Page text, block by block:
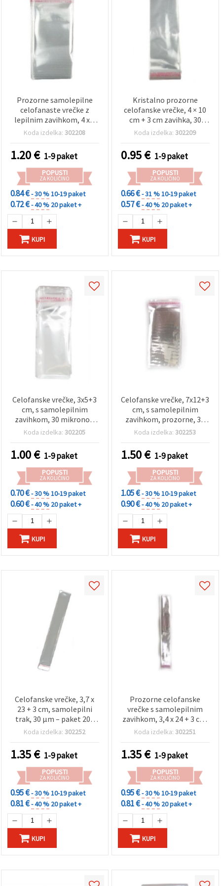
Prozorne samolepilne
celofanaste vrečke z
lepilnim zavihkom, 4 x 6
cm + 3 cm, 30 mikronov,
pakiranje nakita, voščilnic
in majhnih daril
Koda izdelka:302208
1.20€ 1-9 paket
POPUSTI
ZA KOLIČINO
0.84 €- 30 %10-19 paket
0.72 €- 40 % 20 paket +
KUPI
Kristalno prozorne
celofanske vrečke, 4 × 10
cm + 3 cm zavihka, 30
mikronov, 200 kosov, z
samolepilnim zavihkom
Koda izdelka:302209
0.95€ 1-9 paket
POPUSTI
ZA KOLIČINO
0.66 €- 31 %10-19 paket
0.57 €- 40 % 20 paket +
KUPI
Celofanske vrečke, 3x5+3
cm, s samolepilnim
zavihkom, 30 mikronov,
prozorne – paket 200
Koda izdelka:302205
1.00€ 1-9 paket
POPUSTI
ZA KOLIČINO
0.70 €- 30 %10-19 paket
0.60 €- 40 % 20 paket +
KUPI
Celofanske vrečke, 7x12+3
cm, s samolepilnim
zavihkom, prozorne, 30
µm – paket 200 kosov
Koda izdelka:302253
1.50€ 1-9 paket
POPUSTI
ZA KOLIČINO
1.05 €- 30 %10-19 paket
0.90 €- 40 % 20 paket +
KUPI
Celofanske vrečke, 3,7 x
23 + 3 cm, samolepilni
trak, 30 µm – paket 200
kosov
Koda izdelka:302252
1.35€ 1-9 paket
POPUSTI
ZA KOLIČINO
0.95 €- 30 %10-19 paket
0.81 €- 40 % 20 paket +
KUPI
Prozorne celofanske
vrečke s samolepilnim
zavihkom, 3,4 x 24 + 3 cm,
30 mikronov, 200 kosov –
martenice, voščilnice,
kozmetične pripomočke
in ustvarjalne projekte
Koda izdelka:302251
1.35€ 1-9 paket
POPUSTI
ZA KOLIČINO
0.95 €- 30 %10-19 paket
0.81 €- 40 % 20 paket +
KUPI